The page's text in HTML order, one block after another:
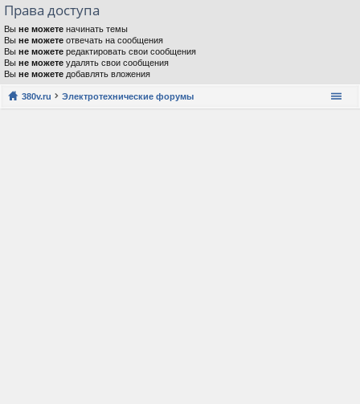
Права доступа
Вы не можете начинать темы
Вы не можете отвечать на сообщения
Вы не можете редактировать свои сообщения
Вы не можете удалять свои сообщения
Вы не можете добавлять вложения
380v.ru Электротехнические форумы